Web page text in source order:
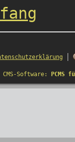
CMS-Software: PCMS